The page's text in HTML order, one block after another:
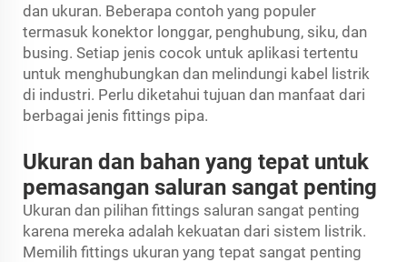
dan ukuran. Beberapa contoh yang populer
termasuk konektor longgar, penghubung, siku, dan
busing. Setiap jenis cocok untuk aplikasi tertentu
untuk menghubungkan dan melindungi kabel listrik
di industri. Perlu diketahui tujuan dan manfaat dari
berbagai jenis fittings pipa.
Ukuran dan bahan yang tepat untuk
pemasangan saluran sangat penting
Ukuran dan pilihan fittings saluran sangat penting
karena mereka adalah kekuatan dari sistem listrik.
Memilih fittings ukuran yang tepat sangat penting